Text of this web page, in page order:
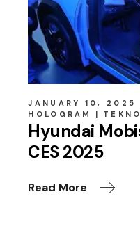
JANUARY 10, 2025
HOLOGRAM
Hyundai
CES 2025
Read More